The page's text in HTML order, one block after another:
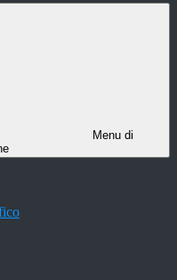
Menu di